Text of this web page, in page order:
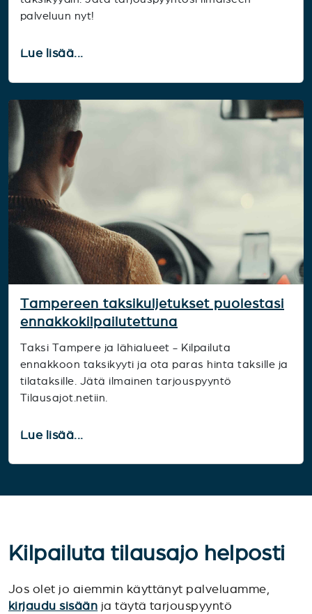
palveluun nyt!
Lue lisää...
Tampereen taksikuljetukset puolestasi
ennakkokilpailutettuna
Taksi Tampere ja lähialueet - Kilpailuta
ennakkoon taksikyyti ja ota paras hinta taksille ja
tilataksille. Jätä ilmainen tarjouspyyntö
Tilausajot.netiin.
Lue lisää...
Kilpailuta tilausajo helposti
Jos olet jo aiemmin käyttänyt palveluamme,
kirjaudu sisään ja täytä tarjouspyyntö